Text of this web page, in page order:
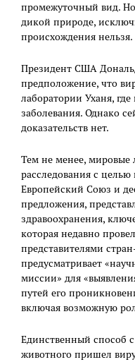
промежуточный вид.
дикой природе,
происхождения нельзя.
Президент США
предположение, что
лаборатории Уханя,
заболевания. Однако
доказательств нет.
Тем не менее,
расследования с
Европейский Союз и
предложения,
здравоохранения,
которая недавно
представителями
предусматривает
миссии» для
путей его
включая возможную
Единственный способ с
животного пришел